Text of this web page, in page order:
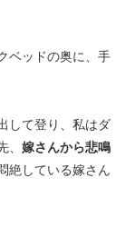
ベッドの奥に、手
して登り、私はダ
嫁さんから悲鳴
絶している嫁さん